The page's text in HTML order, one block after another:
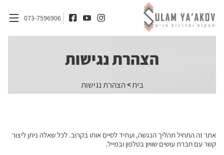
חומרים
073-7596906
הצהרת נגישות
בית»הצהרת נגישות
אתר זה התחיל תהליך הנגשה, ועתיד לסיים אותו בקרוב. לכל שאלה ניתן ליצור
קשר עם חברת עושים שוויון בטלפון ובמייל.